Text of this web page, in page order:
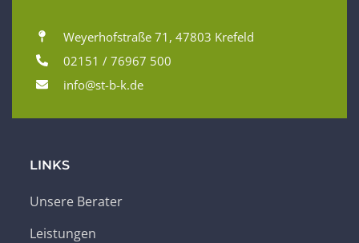
Weyerhofstraße 71, 47803 Krefeld
02151 / 76967 500
info@st-b-k.de
LINKS
Unsere Berater
Leistungen